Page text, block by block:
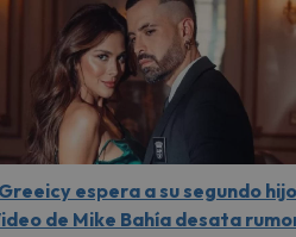
espera a su segundo
de Mike Bahía desata